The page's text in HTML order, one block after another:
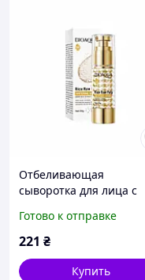
Отбеливающая
сыворотка для лица с
Rice Raw Pulp Whitening
Serum, 35 мл
Готово к отправке
221 ₴
Купить